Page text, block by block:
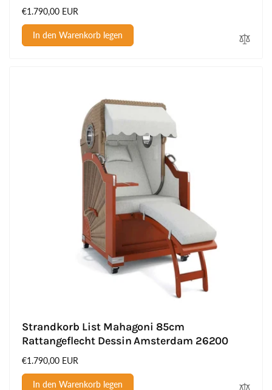
Normaler
Preis
€1.790,00 EUR
In den Warenkorb legen
Strandkorb List Mahagoni 85cm
Rattangeflecht Dessin Amsterdam 26200
Normaler
Preis
€1.790,00 EUR
In den Warenkorb legen